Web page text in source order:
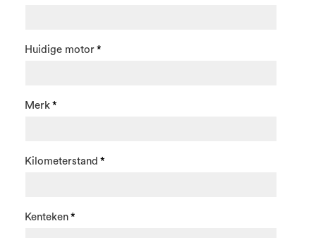
Huidige motor
Merk
Kilometerstand
Kenteken